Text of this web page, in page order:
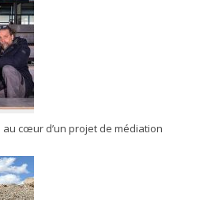
cœur d’un projet de médiation